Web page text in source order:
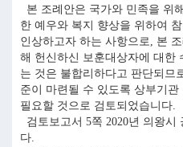
본 조례안은 국가와 민족을 위
한 예우와 복지 향상을 위하여
인상하고자 하는 사항으로, 본
해 헌신하신 보훈대상자에 대한
는 것은 불합리하다고 판단되므
준이 마련될 수 있도록 상부기관
필요할 것으로 검토되었습니다.
검토보고서 5쪽 2020년 의왕시
다.